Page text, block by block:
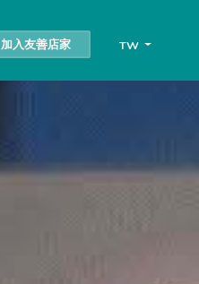
加入友善店家 TW